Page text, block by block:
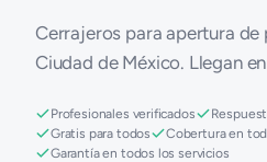
Cerrajeros para apertura
Ciudad de México. Llegan
Profesionales verificados
Gratis para todos
Cobertura en
Garantía en todos los servicios